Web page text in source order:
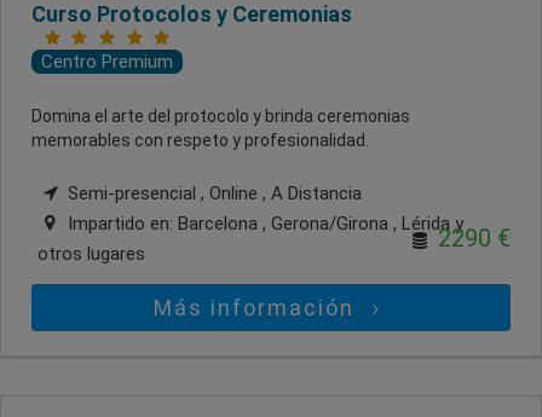
Curso Protocolos y Ceremonias
Centro Premium
Domina el arte del protocolo y brinda ceremonias
memorables con respeto y profesionalidad.
Semi-presencial , Online , A Distancia
Impartido en: Barcelona , Gerona/Girona , Lérida y
otros lugares
2290 €
Más información